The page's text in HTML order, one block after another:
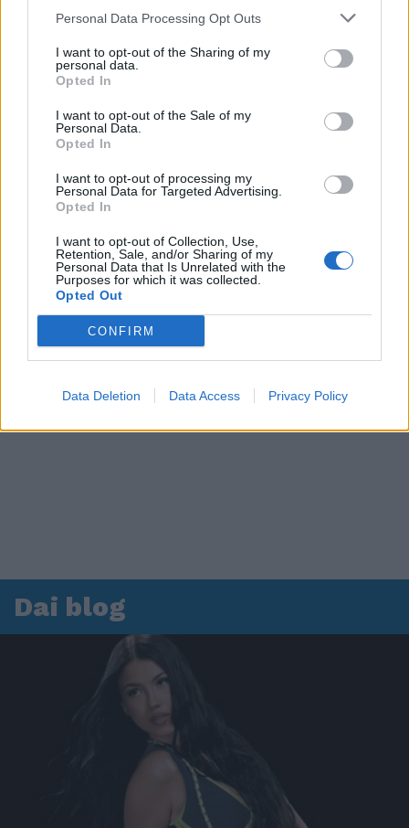
Personal Data Processing Opt Outs
I want to opt-out of the Sharing of my
personal data.
Opted In
I want to opt-out of the Sale of my
Personal Data.
Opted In
I want to opt-out of processing my
Personal Data for Targeted Advertising.
Opted In
I want to opt-out of Collection, Use,
Retention, Sale, and/or Sharing of my
Personal Data that Is Unrelated with the
Purposes for which it was collected.
Opted Out
CONFIRM
Data Deletion Data Access Privacy Policy
00:00
Leonardo Maria Del Vecchio dall'ex compagna
in ospedale. Le dichiarazioni ai giornalisti
Dai blog